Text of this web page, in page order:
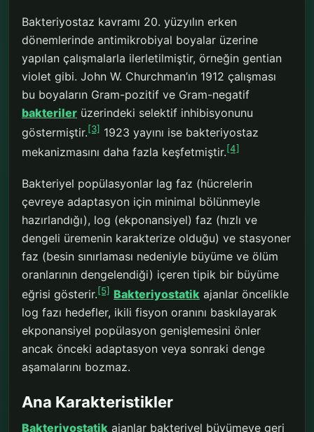
Bakteriyostaz kavramı 20. yüzyılın erken
dönemlerinde antimikrobiyal boyalar üzerine
yapılan çalışmalarla ilerletilmiştir, örneğin gentian
violet gibi. John W. Churchman’ın 1912 çalışması
bu boyaların Gram-pozitif ve Gram-negatif
bakteriler üzerindeki selektif inhibisyonunu
göstermiştir.[3] 1923 yayını ise bakteriyostaz
mekanizmasını daha fazla keşfetmiştir.[4]
Bakteriyel popülasyonlar lag faz (hücrelerin
çevreye adaptasyon için minimal bölünmeyle
hazırlandığı), log (ekponansiyel) faz (hızlı ve
dengeli üremenin karakterize olduğu) ve stasyoner
faz (besin sınırlaması nedeniyle büyüme ve ölüm
oranlarının dengelendiği) içeren tipik bir büyüme
eğrisi gösterir.[5] Bakteriyostatik ajanlar öncelikle
log fazı hedefler, ikili fisyon oranını baskılayarak
ekponansiyel popülasyon genişlemesini önler
ancak önceki adaptasyon veya sonraki denge
aşamalarını bozmaz.
Ana Karakteristikler
Bakteriyostatik ajanlar bakteriyel büyümeye geri